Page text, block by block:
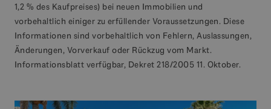
1,2 % des Kaufpreises) bei neuen Immobilien und
vorbehaltlich einiger zu erfüllender Voraussetzungen. Diese
Informationen sind vorbehaltlich von Fehlern, Auslassungen,
Änderungen, Vorverkauf oder Rückzug vom Markt.
Informationsblatt verfügbar, Dekret 218/2005 11. Oktober.